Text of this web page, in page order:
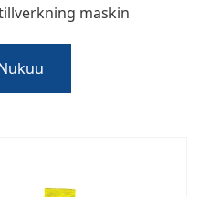
maskin